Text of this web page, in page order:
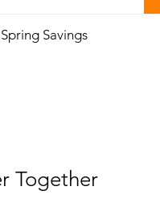
Spring Savings
Together